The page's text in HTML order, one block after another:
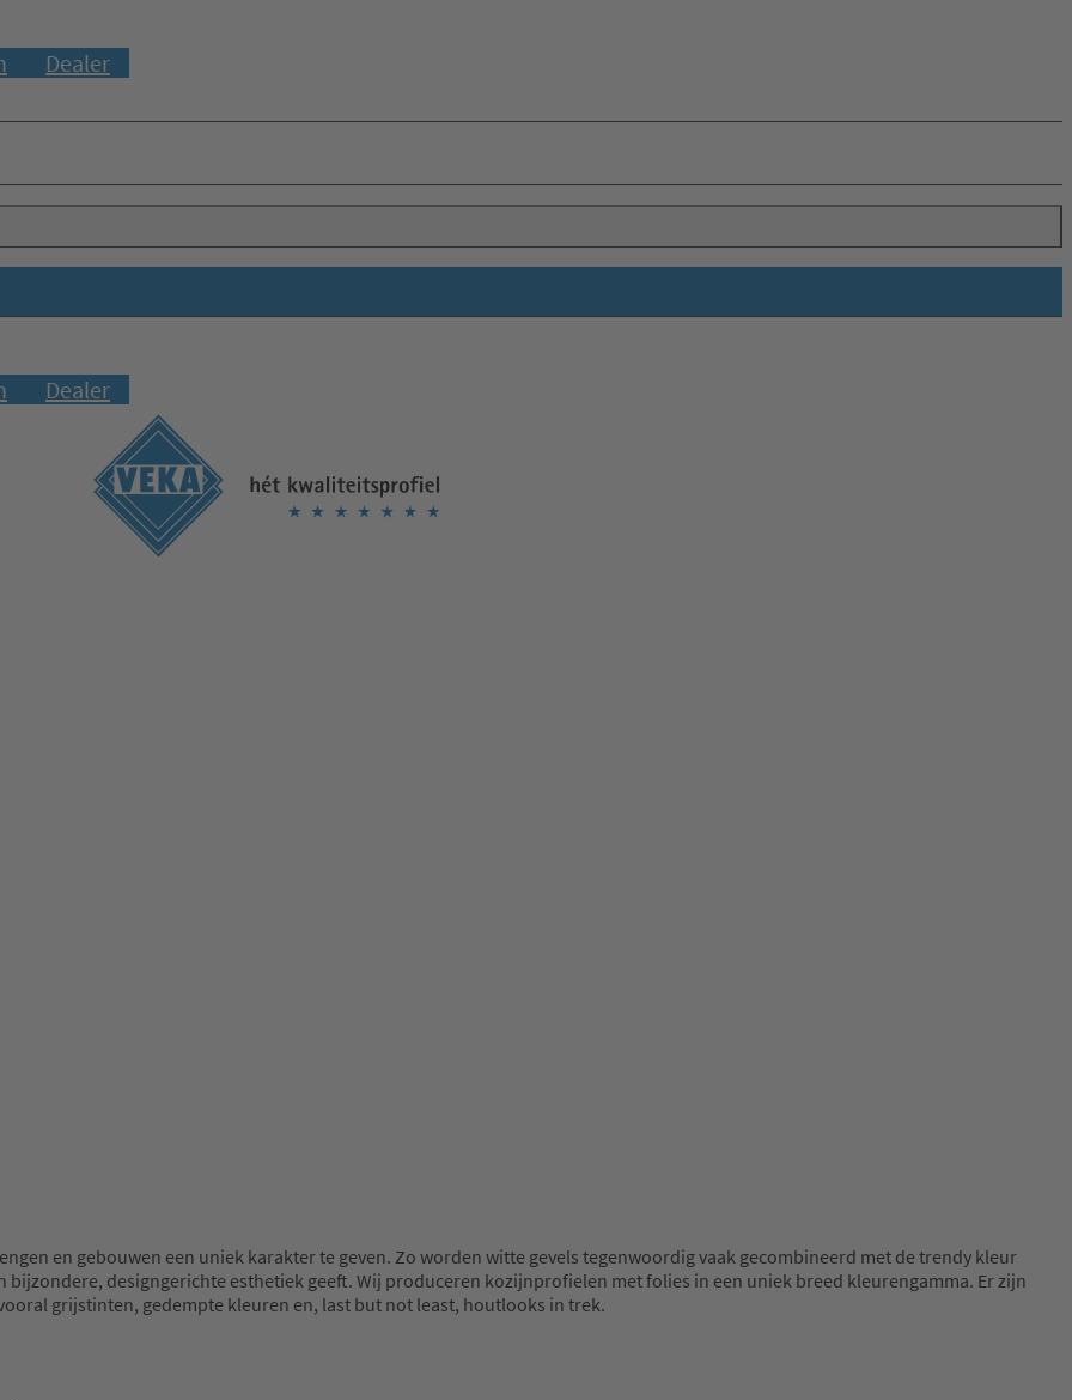
Dealer
Dealer
en gebouwen een uniek karakter te geven. Zo worden witte gevels tegenwoordig vaak gecombineerd met de trendy kleur
designgerichte esthetiek geeft. Wij produceren kozijnprofielen met folies in een uniek breed kleurengamma. Er zijn
grijstinten, gedempte kleuren en, last but not least, houtlooks in trek.